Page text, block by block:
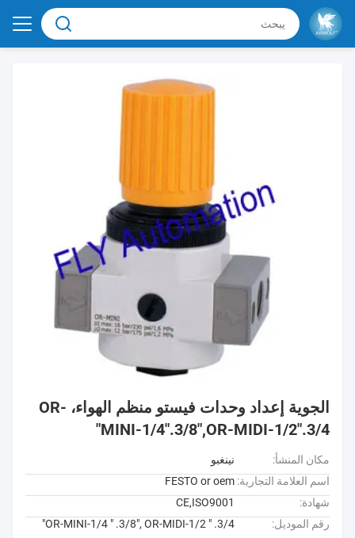
الجوية إعداد وحدات فيستو منظم الهواء، OR-
MINI-1/4".3/8",OR-MIDI-1/2".3/4"
مكان المنشأ:
نينغبو
اسم العلامة التجارية: FESTO or oem
شهادة:
CE,ISO9001
رقم الموديل:
OR-MINI-1/4 " .3/8", OR-MIDI-1/2 " .3/4"